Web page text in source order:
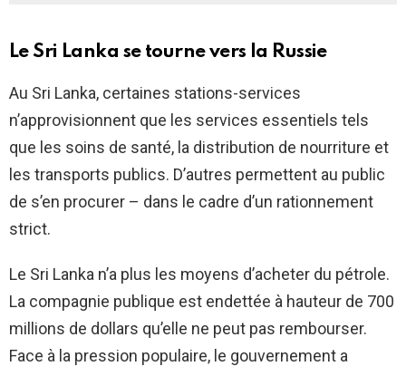
Le Sri Lanka se tourne vers la Russie
Au Sri Lanka, certaines stations-services
n’approvisionnent que les services essentiels tels
que les soins de santé, la distribution de nourriture et
les transports publics. D’autres permettent au public
de s’en procurer – dans le cadre d’un rationnement
strict.
Le Sri Lanka n’a plus les moyens d’acheter du pétrole.
La compagnie publique est endettée à hauteur de 700
millions de dollars qu’elle ne peut pas rembourser.
Face à la pression populaire, le gouvernement a